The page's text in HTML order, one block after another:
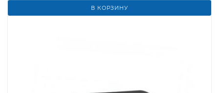
В КОРЗИНУ